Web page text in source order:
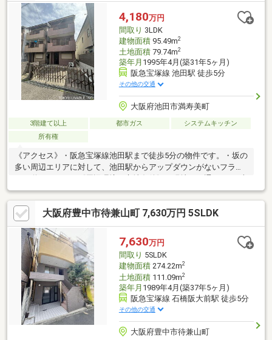
4,180万円
間取り 3LDK
建物面積95.49m2
土地面積79.74m2
築年月 1995年4月(築31年5ヶ月)
阪急宝塚線 池田駅 徒歩5分
その他の交通
大阪府池田市満寿美町
3階建て以上 都市ガス
システムキッチン
所有権
《アクセス》・阪急宝塚線池田駅まで徒歩5分の物件です。・坂の
多い周辺エリアに対して、池田駅からアップダウンがないフラッ
入ったところに立地。現地周辺は閑静な住宅地が広がっていま
す。・宅地内は高低差のないフラットな地形です。～ライフイン
フォメーション～●ダイエー池田駅前店・・・約400m(徒歩5分)●
セブンイレブン・・・約130m(徒歩2分)●ダイコクドラッグ・・・
約260m(徒歩4分)●池田郵便局・・・約280m(徒歩4分)●呉服小学
校・・・約660m(徒歩9分)●池田中学校・・・約1100m(徒歩14分)
大阪府豊中市待兼山町 7,630万円 5SLDK
7,630万円
間取り 5SLDK
建物面積274.22m2
土地面積111.09m2
築年月 1989年4月(築37年5ヶ月)
阪急宝塚線 石橋阪大前駅 徒歩5分
その他の交通
大阪府豊中市待兼山町